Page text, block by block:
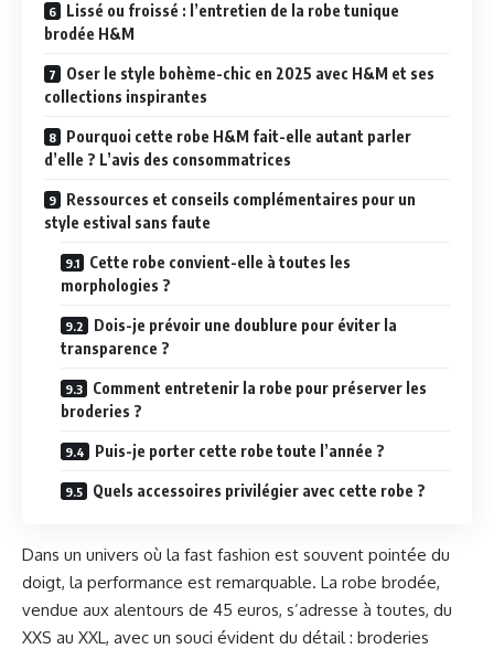
Lissé ou froissé : l’entretien de la robe tunique
brodée H&M
Oser le style bohème-chic en 2025 avec H&M et ses
collections inspirantes
Pourquoi cette robe H&M fait-elle autant parler
d’elle ? L’avis des consommatrices
Ressources et conseils complémentaires pour un
style estival sans faute
Cette robe convient-elle à toutes les
morphologies ?
Dois-je prévoir une doublure pour éviter la
transparence ?
Comment entretenir la robe pour préserver les
broderies ?
Puis-je porter cette robe toute l’année ?
Quels accessoires privilégier avec cette robe ?
Dans un univers où la fast fashion est souvent pointée du
doigt, la performance est remarquable. La robe brodée,
vendue aux alentours de 45 euros, s’adresse à toutes, du
XXS au XXL, avec un souci évident du détail : broderies